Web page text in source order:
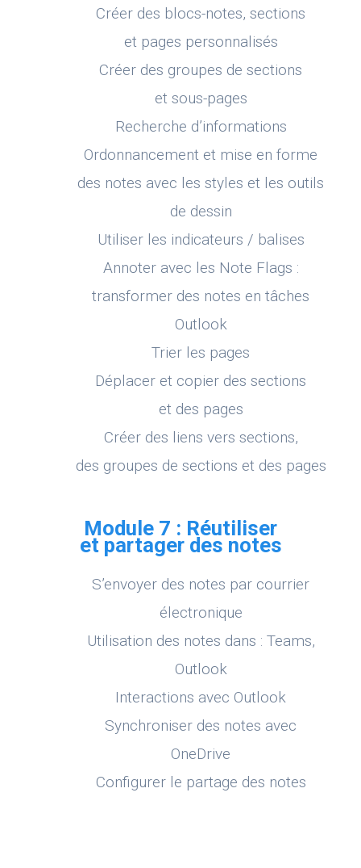
Créer des blocs-notes, sections
et pages personnalisés
Créer des groupes de sections
et sous-pages
Recherche d’informations
Ordonnancement et mise en forme
des notes avec les styles et les outils
de dessin
Utiliser les indicateurs / balises
Annoter avec les Note Flags :
transformer des notes en tâches
Outlook
Trier les pages
Déplacer et copier des sections
et des pages
Créer des liens vers sections,
des groupes de sections et des pages
Module 7 : Réutiliser
et partager des notes
S’envoyer des notes par courrier
électronique
Utilisation des notes dans : Teams,
Outlook
Interactions avec Outlook
Synchroniser des notes avec
OneDrive
Configurer le partage des notes